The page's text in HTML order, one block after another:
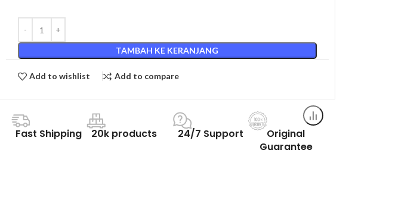
TAMBAH KE KERANJANG
Add to wishlist Add to compare
Fast Shipping 20k products 24/7 Support
Original
Guarantee